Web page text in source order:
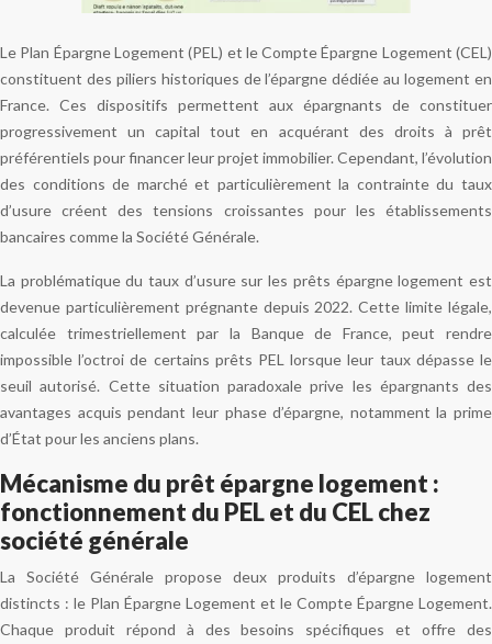
Le Plan Épargne Logement (PEL) et le Compte Épargne Logement (CEL)
constituent des piliers historiques de l’épargne dédiée au logement en
France. Ces dispositifs permettent aux épargnants de constituer
progressivement un capital tout en acquérant des droits à prêt
préférentiels pour financer leur projet immobilier. Cependant, l’évolution
des conditions de marché et particulièrement la contrainte du taux
d’usure créent des tensions croissantes pour les établissements
bancaires comme la Société Générale.
La problématique du taux d’usure sur les prêts épargne logement est
devenue particulièrement prégnante depuis 2022. Cette limite légale,
calculée trimestriellement par la Banque de France, peut rendre
impossible l’octroi de certains prêts PEL lorsque leur taux dépasse le
seuil autorisé. Cette situation paradoxale prive les épargnants des
avantages acquis pendant leur phase d’épargne, notamment la prime
d’État pour les anciens plans.
Mécanisme du prêt épargne logement :
fonctionnement du PEL et du CEL chez
société générale
La Société Générale propose deux produits d’épargne logement
distincts : le Plan Épargne Logement et le Compte Épargne Logement.
Chaque produit répond à des besoins spécifiques et offre des